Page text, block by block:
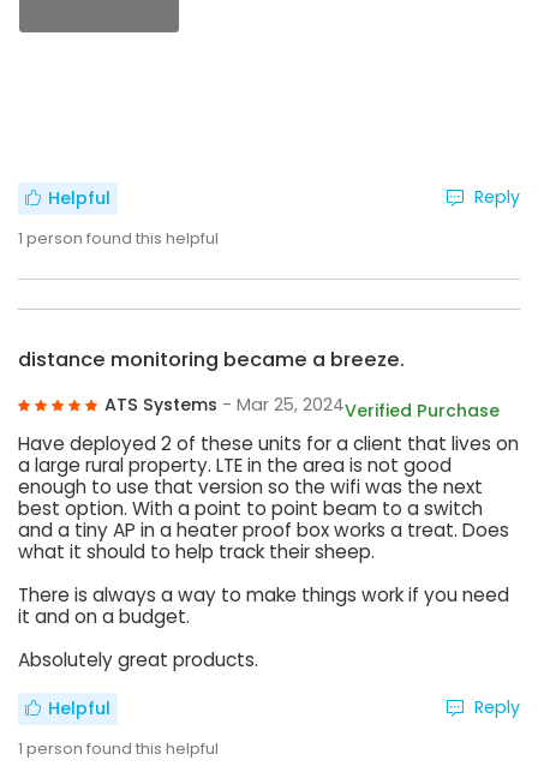
Helpful
1 person found this helpful
Reply
distance monitoring became a breeze.
ATS Systems - Mar 25, 2024Verified Purchase
Have deployed 2 of these units for a client that lives on
a large rural property. LTE in the area is not good
enough to use that version so the wifi was the next
best option. With a point to point beam to a switch
and a tiny AP in a heater proof box works a treat. Does
what it should to help track their sheep.
There is always a way to make things work if you need
it and on a budget.
Absolutely great products.
Helpful
1 person found this helpful
Reply